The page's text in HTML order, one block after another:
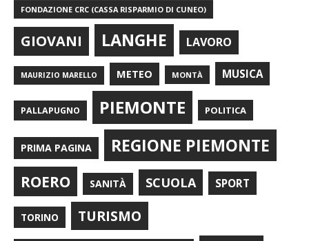
FONDAZIONE CRC (CASSA RISPARMIO DI CUNEO)
GIOVANI LANGHE LAVORO
MAURIZIO MARELLO METEO MONTÀ MUSICA
PALLAPUGNO PIEMONTE POLITICA
PRIMA PAGINA REGIONE PIEMONTE
ROERO SANITÀ SCUOLA SPORT
TORINO TURISMO